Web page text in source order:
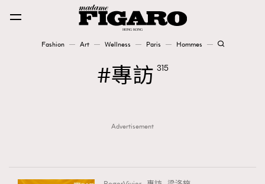
Fashion Art Wellness Paris Hommes
Fashion
專訪 315
Advertisement